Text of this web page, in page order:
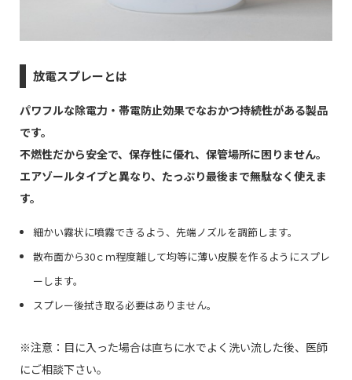
放電スプレーとは
パワフルな除電力・帯電防止効果でなおかつ持続性がある製品
です。
不燃性だから安全で、保存性に優れ、保管場所に困りません。
エアゾールタイプと異なり、たっぷり最後まで無駄なく使えま
す。
細かい霧状に噴霧できるよう、先端ノズルを調節します。
散布面から30ｃｍ程度離して均等に薄い皮膜を作るようにスプレ
ーします。
スプレー後拭き取る必要はありません。
※注意：目に入った場合は直ちに水でよく洗い流した後、医師
にご相談下さい。